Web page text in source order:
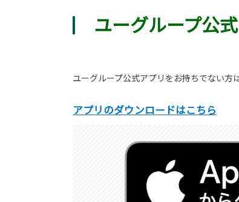
ユーグループ公
ユーグループ公式アプリをお持ちでない方
アプリのダウンロードはこちら